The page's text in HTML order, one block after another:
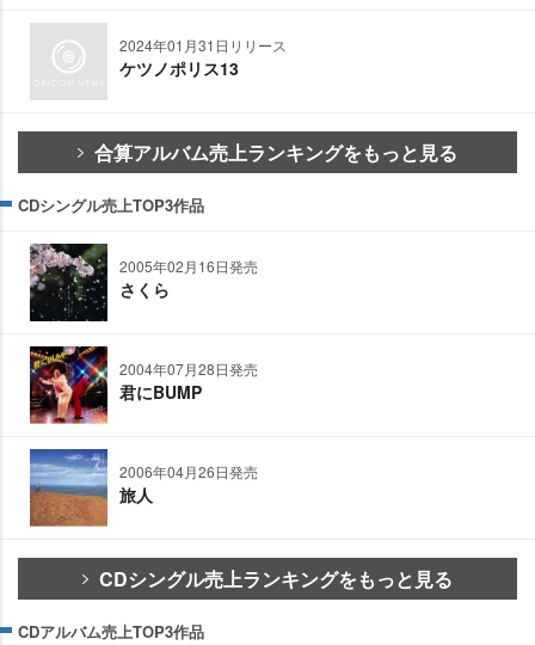
2024年01月31日リリース
ケツノポリス13
合算アルバム売上ランキングをもっと見る
CDシングル売上TOP3作品
2005年02月16日発売
さくら
2004年07月28日発売
君にBUMP
2006年04月26日発売
旅人
CDシングル売上ランキングをもっと見る
CDアルバム売上TOP3作品